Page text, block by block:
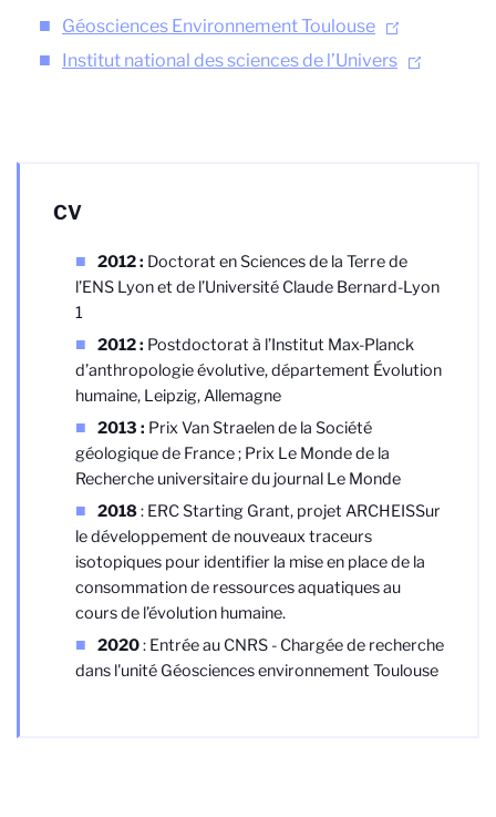
Géosciences Environnement Toulouse
Institut national des sciences de l’Univers
CV
2012 : Doctorat en Sciences de la Terre de
l’ENS Lyon et de l’Université Claude Bernard-Lyon
1
2012 : Postdoctorat à l’Institut Max-Planck
d’anthropologie évolutive, département Évolution
humaine, Leipzig, Allemagne
2013 : Prix Van Straelen de la Société
géologique de France ; Prix Le Monde de la
Recherche universitaire du journal Le Monde
2018: ERC Starting Grant, projet ARCHEISSur
le développement de nouveaux traceurs
isotopiques pour identifier la mise en place de la
consommation de ressources aquatiques au
cours de l’évolution humaine.
2020: Entrée au CNRS - Chargée de recherche
dans l'unité Géosciences environnement Toulouse